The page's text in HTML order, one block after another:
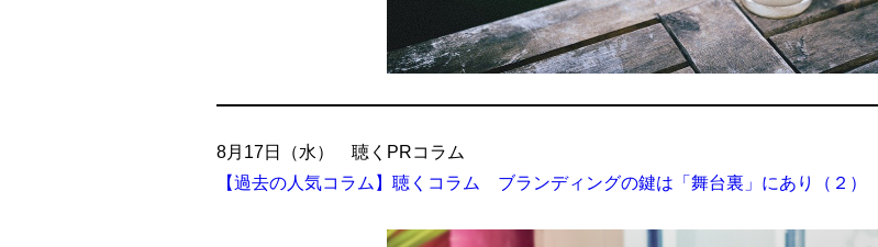
8月17日（水） 聴くPRコラム
【過去の人気コラム】聴くコラム ブランディングの鍵は「舞台裏」にあり（２）